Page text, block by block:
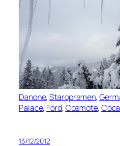
Danone,Staropramen,
Palace, Ford,Cosmote,
13/12/2012